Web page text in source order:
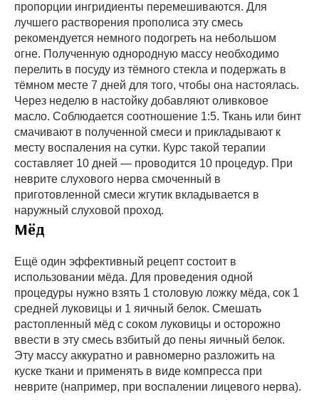
пропорции ингридиенты перемешиваются. Для
лучшего растворения прополиса эту смесь
рекомендуется немного подогреть на небольшом
огне. Полученную однородную массу необходимо
перелить в посуду из тёмного стекла и подержать в
тёмном месте 7 дней для того, чтобы она настоялась.
Через неделю в настойку добавляют оливковое
масло. Соблюдается соотношение 1:5. Ткань или бинт
смачивают в полученной смеси и прикладывают к
месту воспаления на сутки. Курс такой терапии
составляет 10 дней — проводится 10 процедур. При
неврите слухового нерва смоченный в
приготовленной смеси жгутик вкладывается в
наружный слуховой проход.
Мёд
Ещё один эффективный рецепт состоит в
использовании мёда. Для проведения одной
процедуры нужно взять 1 столовую ложку мёда, сок 1
средней луковицы и 1 яичный белок. Смешать
растопленный мёд с соком луковицы и осторожно
ввести в эту смесь взбитый до пены яичный белок.
Эту массу аккуратно и равномерно разложить на
куске ткани и применять в виде компресса при
неврите (например, при воспалении лицевого нерва).